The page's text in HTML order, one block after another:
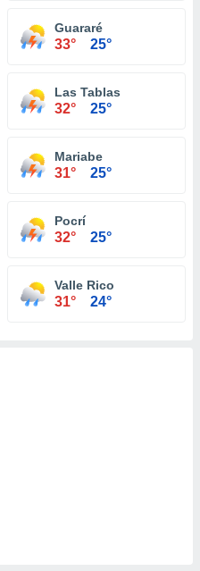
Guararé
33° 25°
Las Tablas
32° 25°
Mariabe
31° 25°
Pocrí
32° 25°
Valle Rico
31° 24°